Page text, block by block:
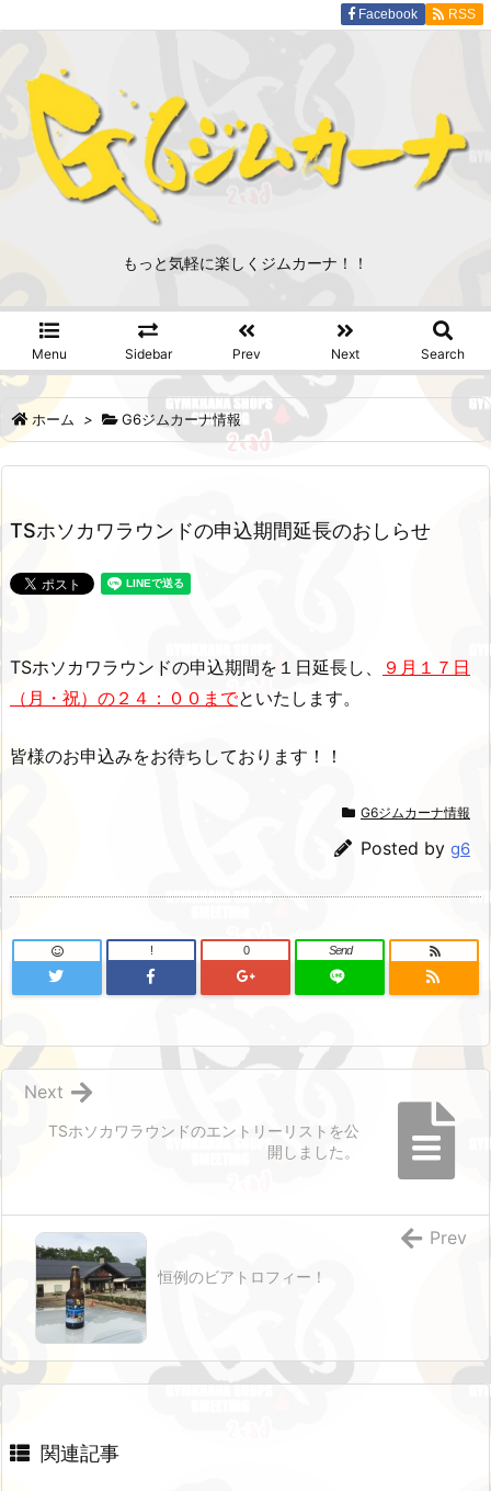
もっと気軽に楽しくジムカーナ！！
Menu Sidebar Prev Next Search
Facebook RSS
ホーム > G6ジムカーナ情報
TSホソカワラウンドの申込期間延長のおしらせ
TSホソカワラウンドの申込期間を１日延長し、
９月１７日
（月・祝）の２４：００までといたします。
皆様のお申込みをお待ちしております！！
G6ジムカーナ情報
Posted by g6
! 0 Send
TSホソカワラウンドのエントリーリストを公
開しました。
Next
恒例のビアトロフィー！
Prev
関連記事